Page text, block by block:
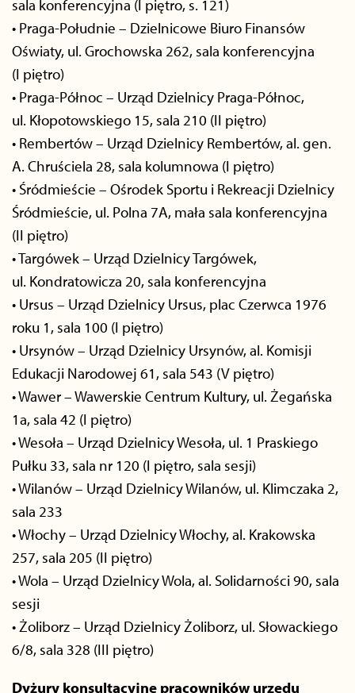
sala konferencyjna (I piętro, s. 121)
• Praga-Południe – Dzielnicowe Biuro Finansów
Oświaty, ul. Grochowska 262, sala konferencyjna
(I piętro)
• Praga-Północ – Urząd Dzielnicy Praga-Północ,
ul. Kłopotowskiego 15, sala 210 (II piętro)
• Rembertów – Urząd Dzielnicy Rembertów, al. gen.
A. Chruściela 28, sala kolumnowa (I piętro)
• Śródmieście – Ośrodek Sportu i Rekreacji Dzielnicy
Śródmieście, ul. Polna 7A, mała sala konferencyjna
(II piętro)
• Targówek – Urząd Dzielnicy Targówek,
ul. Kondratowicza 20, sala konferencyjna
• Ursus – Urząd Dzielnicy Ursus, plac Czerwca 1976
roku 1, sala 100 (I piętro)
• Ursynów – Urząd Dzielnicy Ursynów, al. Komisji
Edukacji Narodowej 61, sala 543 (V piętro)
• Wawer – Wawerskie Centrum Kultury, ul. Żegańska
1a, sala 42 (I piętro)
• Wesoła – Urząd Dzielnicy Wesoła, ul. 1 Praskiego
Pułku 33, sala nr 120 (I piętro, sala sesji)
• Wilanów – Urząd Dzielnicy Wilanów, ul. Klimczaka 2,
sala 233
• Włochy – Urząd Dzielnicy Włochy, al. Krakowska
257, sala 205 (II piętro)
• Wola – Urząd Dzielnicy Wola, al. Solidarności 90, sala
sesji
• Żoliborz – Urząd Dzielnicy Żoliborz, ul. Słowackiego
6/8, sala 328 (III piętro)
Dyżury konsultacyjne pracowników urzędu